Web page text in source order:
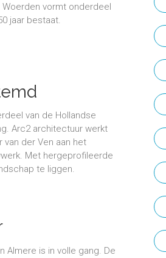
vormt onderdeel
jaar bestaat.
van de Hollandse
Arc2 architectuur werkt
der Ven aan het
Met hergeprofileerde
te liggen.
Almere is in volle gang. De